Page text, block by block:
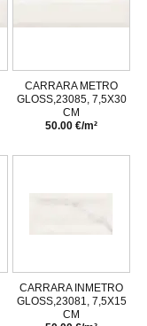
CARRARA METRO
GLOSS,23085, 7,5X30
CM
50.00 €/m²
CARRARA INMETRO
GLOSS,23081, 7,5X15
CM